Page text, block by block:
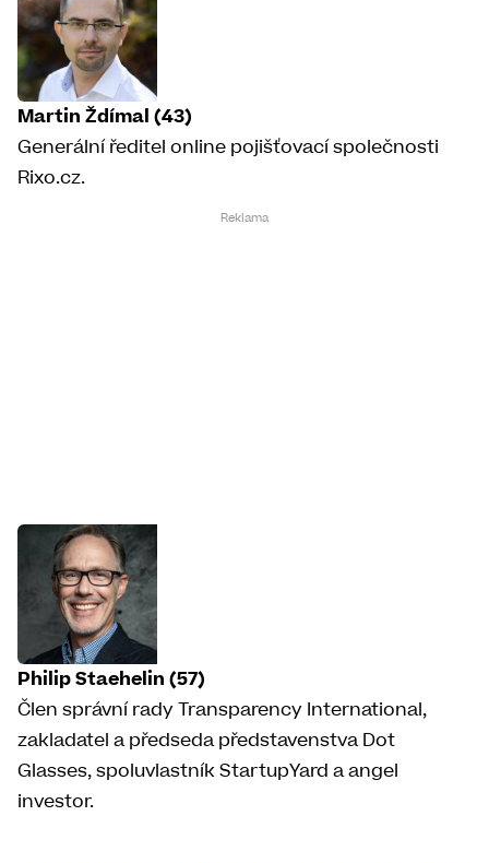
Martin Ždímal (43)
Generální ředitel online pojišťovací společnosti
Rixo.cz.
Philip Staehelin (57)
Člen správní rady Transparency International,
zakladatel a předseda představenstva Dot
Glasses, spoluvlastník StartupYard a angel
investor.